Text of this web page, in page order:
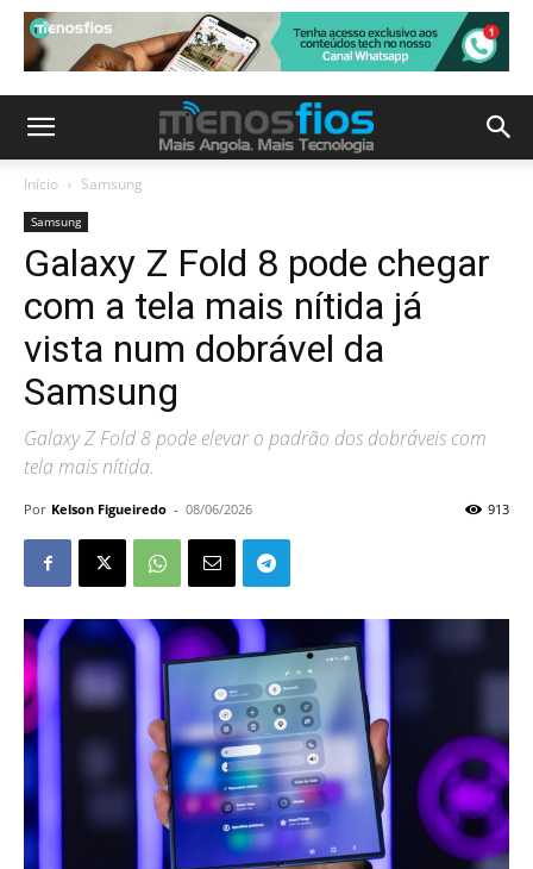
Início Samsung
Samsung
Galaxy Z Fold 8 pode chegar
com a tela mais nítida já
vista num dobrável da
Samsung
Galaxy Z Fold 8 pode elevar o padrão dos dobráveis com
tela mais nítida.
Por Kelson Figueiredo - 08/06/2026 913